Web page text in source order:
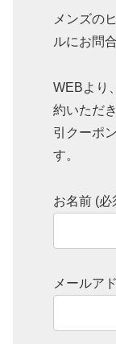
メンズの
ルにお問
WEBより
約いただ
引クーポ
す。
お名前 (必
メールア